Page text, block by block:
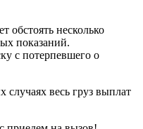
обстоять несколько
показаний.
с потерпевшего о
весь груз выплат